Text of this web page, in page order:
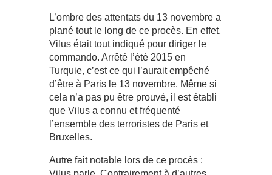
L’ombre des attentats du 13 novembre a
plané tout le long de ce procès. En effet,
Vilus était tout indiqué pour diriger le
commando. Arrêté l’été 2015 en
Turquie, c’est ce qui l’aurait empêché
d’être à Paris le 13 novembre. Même si
cela n’a pas pu être prouvé, il est établi
que Vilus a connu et fréquenté
l’ensemble des terroristes de Paris et
Bruxelles.
Autre fait notable lors de ce procès :